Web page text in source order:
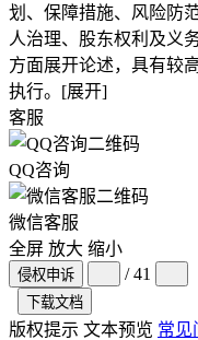
划、保障措施、风险防
人治理、股东权利及义
方面展开论述，具有较
执行。 [展开]
客服
QQ咨询
微信客服
全屏 放大 缩小
侵权申诉 / 41
下载文档
版权提示 文本预览 常见